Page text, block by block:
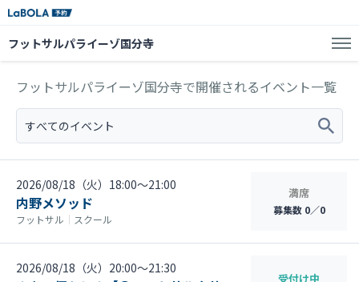
フットサルパライーゾ国分寺
フットサルパライーゾ国分寺で開催されるイベント一覧
すべてのイベント
2026/08/18（火）18:00〜21:00
内野メソッド
フットサル ｜ スクール
満席
募集数 0／0
2026/08/18（火）20:00〜21:30
受付け中